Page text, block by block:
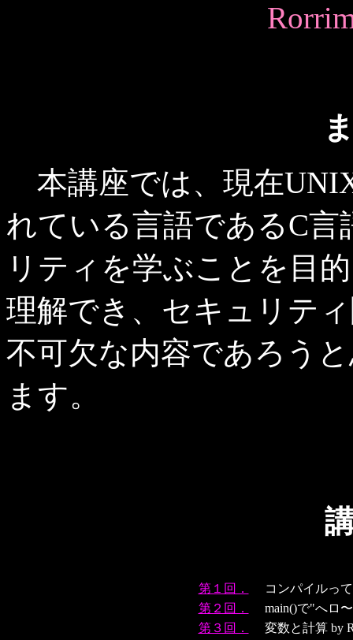
本講座では、現在
れている言語であるC
リティを学ぶことを目
理解でき、セキュリテ
不可欠な内容であろう
ます。
第１回．
コンパイルっ
第２回．
main()で"へロ
第３回．
変数と計算 by